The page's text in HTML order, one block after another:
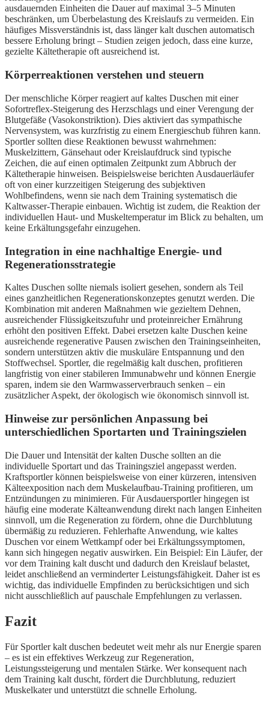
ausdauernden Einheiten die Dauer auf maximal 3–5 Minuten
beschränken, um Überbelastung des Kreislaufs zu vermeiden. Ein
häufiges Missverständnis ist, dass länger kalt duschen automatisch
bessere Erholung bringt – Studien zeigen jedoch, dass eine kurze,
gezielte Kältetherapie oft ausreichend ist.
Körperreaktionen verstehen und steuern
Der menschliche Körper reagiert auf kaltes Duschen mit einer
Sofortreflex-Steigerung des Herzschlags und einer Verengung der
Blutgefäße (Vasokonstriktion). Dies aktiviert das sympathische
Nervensystem, was kurzfristig zu einem Energieschub führen kann.
Sportler sollten diese Reaktionen bewusst wahrnehmen:
Muskelzittern, Gänsehaut oder Kreislaufdruck sind typische
Zeichen, die auf einen optimalen Zeitpunkt zum Abbruch der
Kältetherapie hinweisen. Beispielsweise berichten Ausdauerläufer
oft von einer kurzzeitigen Steigerung des subjektiven
Wohlbefindens, wenn sie nach dem Training systematisch die
Kaltwasser-Therapie einbauen. Wichtig ist zudem, die Reaktion der
individuellen Haut- und Muskeltemperatur im Blick zu behalten, um
keine Erkältungsgefahr einzugehen.
Integration in eine nachhaltige Energie- und
Regenerationsstrategie
Kaltes Duschen sollte niemals isoliert gesehen, sondern als Teil
eines ganzheitlichen Regenerationskonzeptes genutzt werden. Die
Kombination mit anderen Maßnahmen wie gezieltem Dehnen,
ausreichender Flüssigkeitszufuhr und proteinreicher Ernährung
erhöht den positiven Effekt. Dabei ersetzen kalte Duschen keine
ausreichende regenerative Pausen zwischen den Trainingseinheiten,
sondern unterstützen aktiv die muskuläre Entspannung und den
Stoffwechsel. Sportler, die regelmäßig kalt duschen, profitieren
langfristig von einer stabileren Immunabwehr und können Energie
sparen, indem sie den Warmwasserverbrauch senken – ein
zusätzlicher Aspekt, der ökologisch wie ökonomisch sinnvoll ist.
Hinweise zur persönlichen Anpassung bei
unterschiedlichen Sportarten und Trainingszielen
Die Dauer und Intensität der kalten Dusche sollten an die
individuelle Sportart und das Trainingsziel angepasst werden.
Kraftsportler können beispielsweise von einer kürzeren, intensiven
Kälteexposition nach dem Muskelaufbau-Training profitieren, um
Entzündungen zu minimieren. Für Ausdauersportler hingegen ist
häufig eine moderate Kälteanwendung direkt nach langen Einheiten
sinnvoll, um die Regeneration zu fördern, ohne die Durchblutung
übermäßig zu reduzieren. Fehlerhafte Anwendung, wie kaltes
Duschen vor einem Wettkampf oder bei Erkältungssymptomen,
kann sich hingegen negativ auswirken. Ein Beispiel: Ein Läufer, der
vor dem Training kalt duscht und dadurch den Kreislauf belastet,
leidet anschließend an verminderter Leistungsfähigkeit. Daher ist es
wichtig, das individuelle Empfinden zu berücksichtigen und sich
nicht ausschließlich auf pauschale Empfehlungen zu verlassen.
Fazit
Für Sportler kalt duschen bedeutet weit mehr als nur Energie sparen
– es ist ein effektives Werkzeug zur Regeneration,
Leistungssteigerung und mentalen Stärke. Wer konsequent nach
dem Training kalt duscht, fördert die Durchblutung, reduziert
Muskelkater und unterstützt die schnelle Erholung.